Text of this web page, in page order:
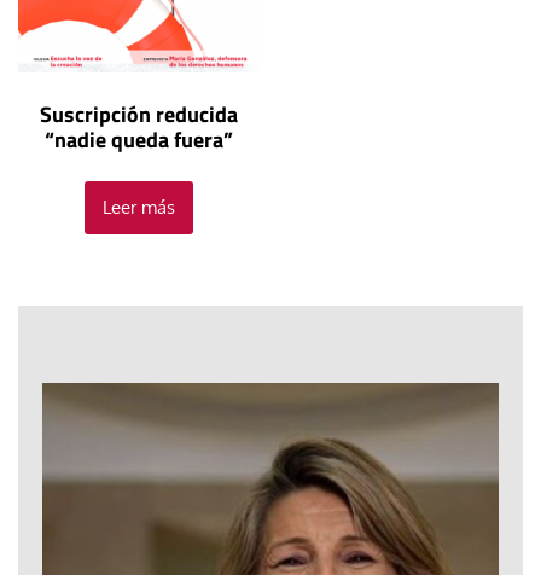
Suscripción reducida
“nadie queda fuera”
Leer más